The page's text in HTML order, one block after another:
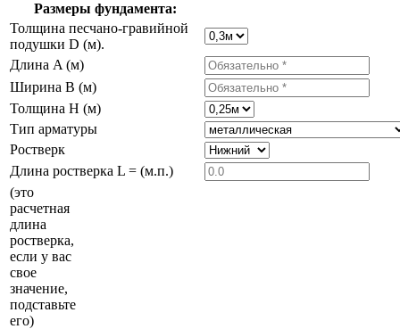
Размеры фундамента:
Толщина песчано-гравийной
подушки D (м).
Длина A (м)
Ширина B (м)
Толщина H (м)
Тип арматуры
Ростверк
Длина ростверка L = (м.п.)
(это
расчетная
длина
ростверка,
если у вас
свое
значение,
подставьте
его)